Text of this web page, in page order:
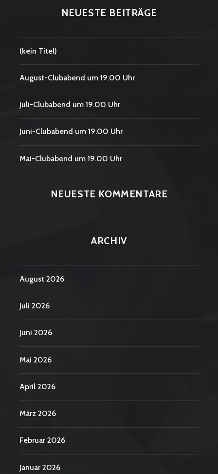
NEUESTE BEITRÄGE
(kein Titel)
August-Clubabend um 19.00 Uhr
Juli-Clubabend um 19.00 Uhr
Juni-Clubabend um 19.00 Uhr
Mai-Clubabend um 19.00 Uhr
NEUESTE KOMMENTARE
ARCHIV
August 2026
Juli 2026
Juni 2026
Mai 2026
April 2026
März 2026
Februar 2026
Januar 2026